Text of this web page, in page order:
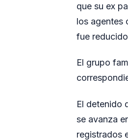
que su ex
los agentes
fue
El grupo
El detenido
se avanza
registrados